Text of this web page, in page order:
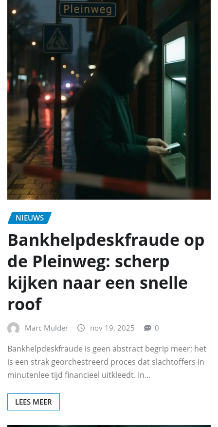
NIEUWS
Bankhelpdeskfraude op
de Pleinweg: scherp
kijken naar een snelle
roof
Marc Mulder nov 19, 2025 0
Bankhelpdeskfraude is geen abstract begrip meer; het
is een strak georchestreerd proces dat slachtoffers in
minutenlee tijd financieel uitkleedt. In…
LEES MEER